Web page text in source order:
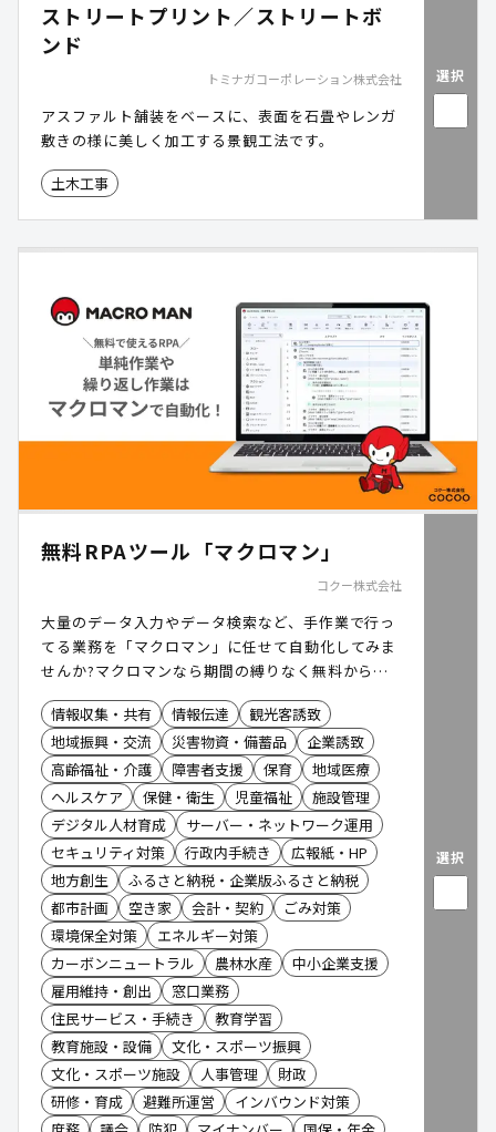
ストリートプリント／ストリートボ
ンド
トミナガコーポレーション株式会社
アスファルト舗装をベースに、表面を石畳やレンガ
敷きの様に美しく加工する景観工法です。
土木工事
選択
無料RPAツール「マクロマン」
コクー株式会社
大量のデータ入力やデータ検索など、手作業で行っ
てる業務を「マクロマン」に任せて自動化してみま
せんか?マクロマンなら期間の縛りなく無料から利
用できます。
情報収集・共有
情報伝達
観光客誘致
地域振興・交流
災害物資・備蓄品
企業誘致
高齢福祉・介護
障害者支援 保育
地域医療
ヘルスケア
保健・衛生 児童福祉
施設管理
デジタル人材育成
サーバー・ネットワーク運用
セキュリティ対策
行政内手続き
広報紙・HP
地方創生
ふるさと納税・企業版ふるさと納税
都市計画
空き家 会計・契約
ごみ対策
環境保全対策
エネルギー対策
カーボンニュートラル
農林水産
中小企業支援
雇用維持・創出
窓口業務
住民サービス・手続き
教育学習
教育施設・設備
文化・スポーツ振興
文化・スポーツ施設
人事管理
財政
研修・育成
避難所運営
インバウンド対策
選択